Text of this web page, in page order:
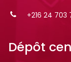
+216 24 703
Dépôt